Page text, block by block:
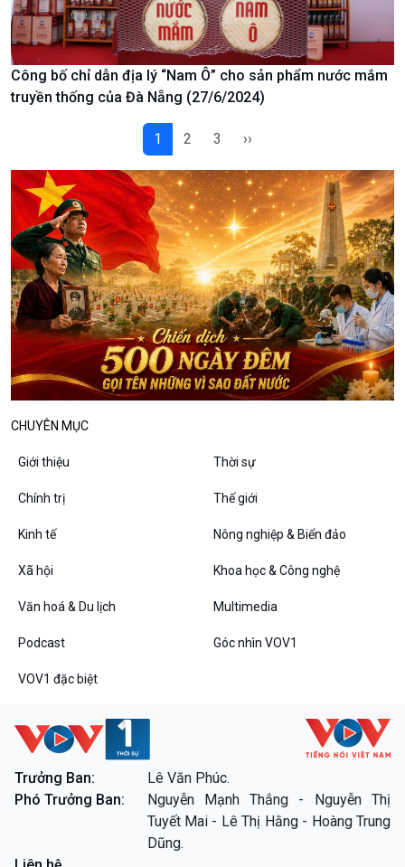
Podcast
Góc nhìn VOV1
Bình luận
Câu chuyện thời sự
Dòng chảy sự kiện
Đối thoại
Diễn đàn chủ nhật
Chuyện đêm
Chân dung cuộc sống
Công bố chỉ dẫn địa lý “Nam Ô” cho sản phẩm nước mắm
truyền thống của Đà Nẵng (27/6/2024)
1 2 3 ››
CHUYÊN MỤC
Giới thiệu Thời sự
Chính trị Thế giới
Kinh tế Nông nghiệp & Biển đảo
Xã hội Khoa học & Công nghệ
Văn hoá & Du lịch Multimedia
Podcast Góc nhìn VOV1
VOV1 đặc biệt
Trưởng Ban:
Lê Văn Phúc.
Phó Trưởng Ban:
Nguyễn Mạnh Thắng - Nguyễn Thị
Tuyết Mai - Lê Thị Hằng - Hoàng Trung
Dũng.